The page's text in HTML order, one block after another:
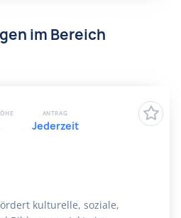
im Bereich
kulturelle, soziale,
ANTRAG
Jederzeit